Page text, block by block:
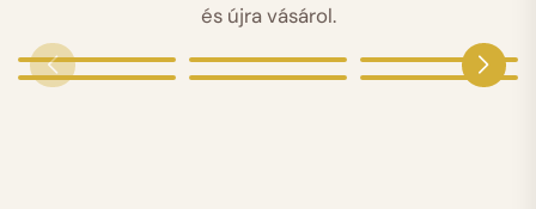
és újra vásárol.